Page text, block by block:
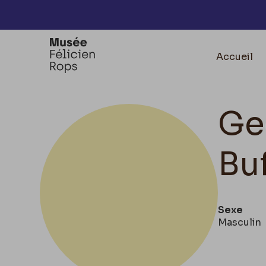
Accueil
Sexe
Masculin